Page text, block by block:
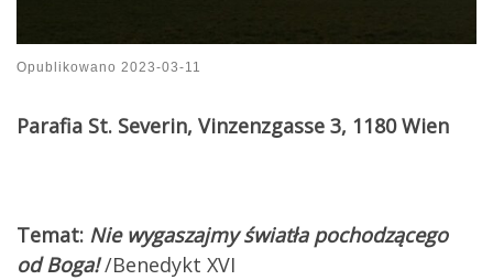
Opublikowano 2023-03-11
Parafia St. Severin, Vinzenzgasse 3, 1180 Wien
Temat: Nie wygaszajmy światła pochodzącego
od Boga!/Benedykt XVI